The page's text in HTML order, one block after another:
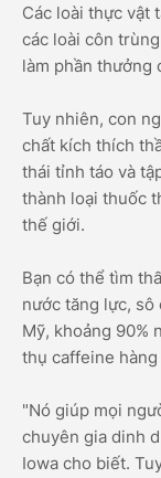
Các loài thực vật
các loài côn
làm phần thưởng
Tuy nhiên, con
chất kích thích
thái tỉnh táo và
thành loại thuốc
thế giới.
Bạn có thể tìm
nước tăng lực, sô
Mỹ, khoảng 90%
thụ caffeine hàng
"Nó giúp mọi
chuyên gia dinh
Iowa cho biết.